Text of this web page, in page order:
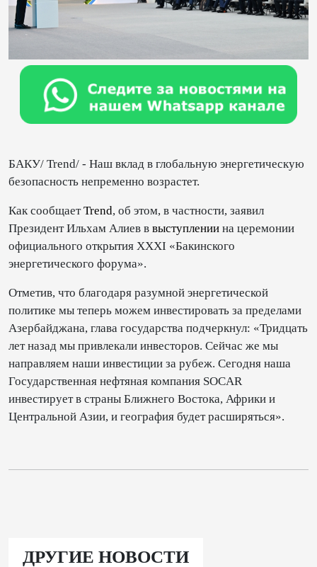
БАКУ/ Trend/ - Наш вклад в глобальную энергетическую
безопасность непременно возрастет.
Как сообщаетTrend, об этом, в частности, заявил
Президент Ильхам Алиев в выступлении на церемонии
официального открытия XXXI «Бакинского
энергетического форума».
Отметив, что благодаря разумной энергетической
политике мы теперь можем инвестировать за пределами
Азербайджана, глава государства подчеркнул: «Тридцать
лет назад мы привлекали инвесторов. Сейчас же мы
направляем наши инвестиции за рубеж. Сегодня наша
Государственная нефтяная компания SOCAR
инвестирует в страны Ближнего Востока, Африки и
Центральной Азии, и география будет расширяться».
ДРУГИЕ НОВОСТИ